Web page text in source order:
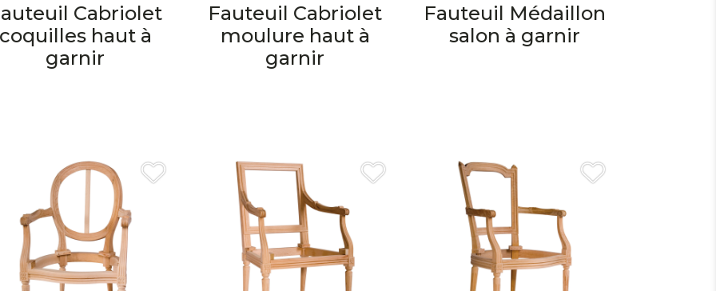
Cabriolet
haut à
garnir
Fauteuil Cabriolet
moulure haut à
garnir
Fauteuil Médaillon
salon à garnir